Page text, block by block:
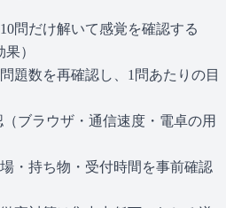
問だけ解いて感覚を確認する
）
題数を再確認し、1問あたりの目
ブラウザ・通信速度・電卓の用
・持ち物・受付時間を事前確認